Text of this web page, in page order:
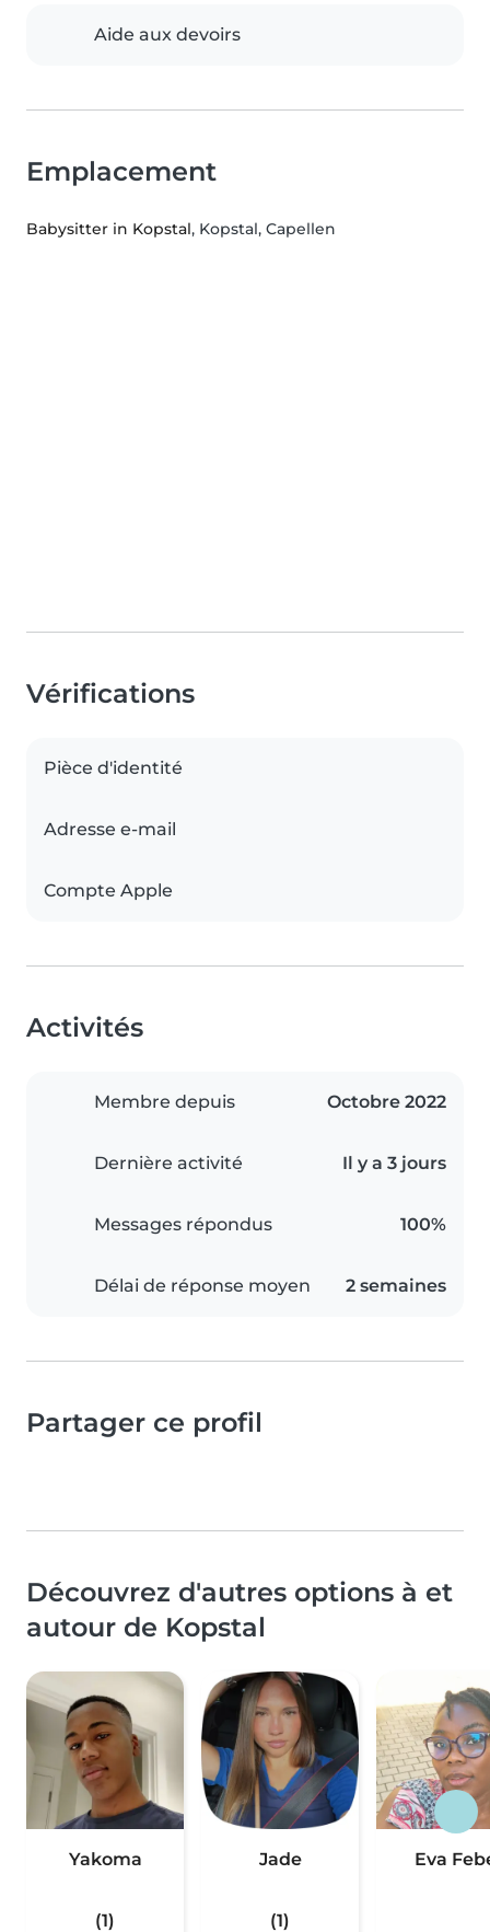
Aide aux devoirs
Emplacement
Babysitter in Kopstal, Kopstal, Capellen
Vérifications
Pièce d'identité
Adresse e-mail
Compte Apple
Activités
Membre depuis Octobre 2022
Dernière activité Il y a 3 jours
Messages répondus 100%
Délai de réponse moyen 2 semaines
Partager ce profil
Découvrez d'autres options à et
autour de Kopstal
Yakoma
(1)
Jade
(1)
Eva